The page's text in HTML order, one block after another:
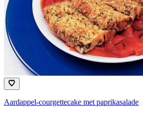
Aardappel-courgettecake met paprikasalade